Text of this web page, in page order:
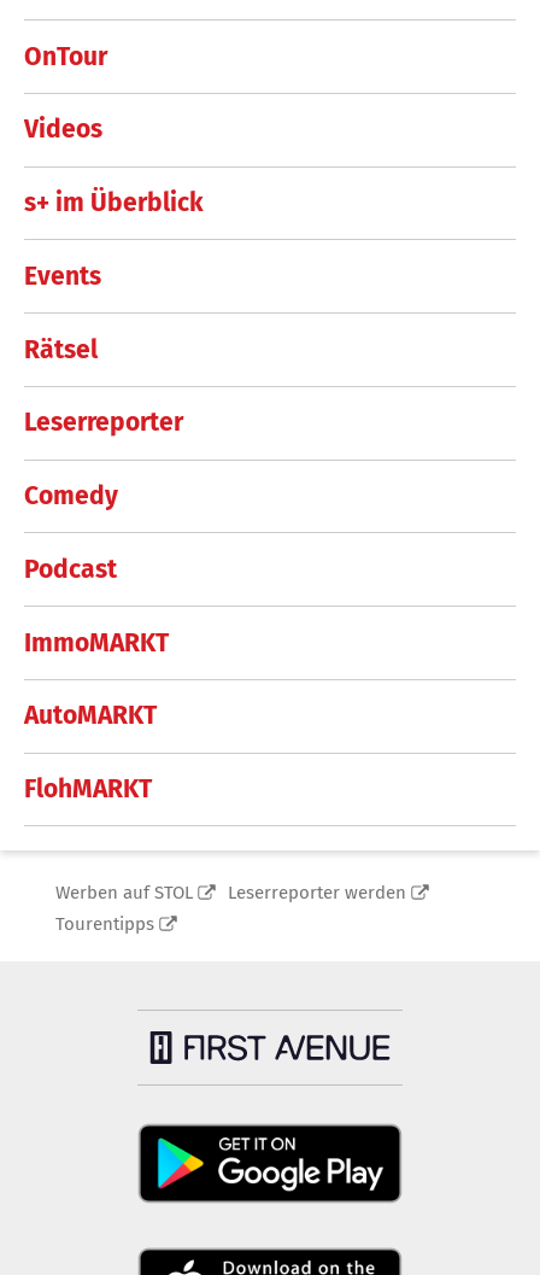
OnTour
Videos
s+ im Überblick
Events
Rätsel
Leserreporter
Comedy
Podcast
ImmoMARKT
AutoMARKT
FlohMARKT
Werben auf STOL
Leserreporter werden
Tourentipps